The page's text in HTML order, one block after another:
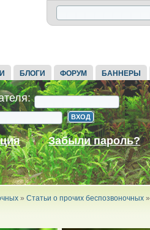
БЛОГИ ФОРУМ БАННЕРЫ
Забыли пароль?
» Статьи о прочих беспозвоночных»